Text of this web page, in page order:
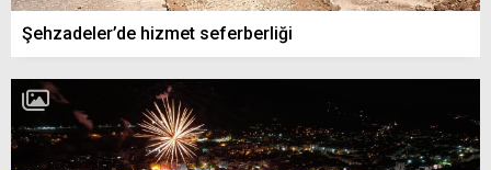
Şehzadeler’de hizmet seferberliği